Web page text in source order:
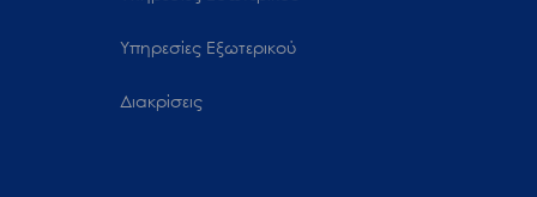
Υπηρεσίες Εξωτερικού
Διακρίσεις